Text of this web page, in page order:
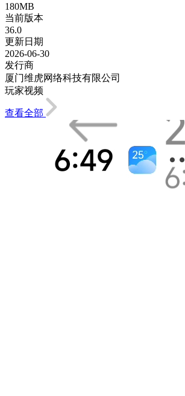
180MB
当前版本
36.0
更新日期
2026-06-30
发行商
厦门维虎网络科技有限公司
玩家视频
查看全部